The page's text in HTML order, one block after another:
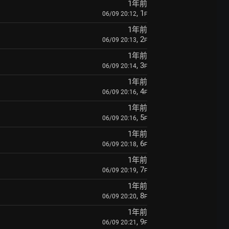
1年前
06/09 20:12, 1 F
1年前
06/09 20:13, 2F
1年前
06/09 20:14, 3F
1年前
06/09 20:16, 4F
1年前
06/09 20:16, 5F
1年前
06/09 20:18, 6F
1年前
06/09 20:19, 7F
1年前
06/09 20:20, 8F
1年前
06/09 20:21 , 9F